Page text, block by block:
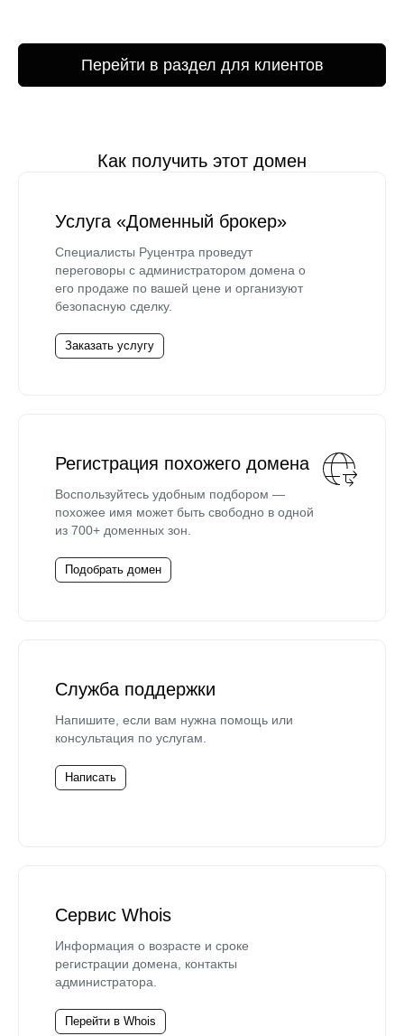
Перейти в раздел для клиентов
Как получить этот домен
Услуга «Доменный брокер»
Специалисты Руцентра проведут
переговоры с администратором домена о
его продаже по вашей цене и организуют
безопасную сделку.
Заказать услугу
Регистрация похожего домена
Воспользуйтесь удобным подбором —
похожее имя может быть свободно в одной
из 700+ доменных зон.
Подобрать домен
Служба поддержки
Напишите, если вам нужна помощь или
консультация по услугам.
Написать
Сервис Whois
Информация о возрасте и сроке
регистрации домена, контакты
администратора.
Перейти в Whois